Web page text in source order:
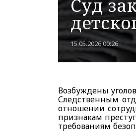
Суд
15.05.2026 00:26
Возбуждены
Следственным
отношении
признакам
требованиям